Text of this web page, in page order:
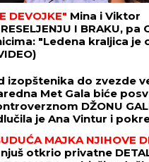
DEVOJKE" Mina i Viktor
I BRAKU, pa
"Ledena kraljica je
izopštenika do zvezde
Met Gala biće
DŽONU
je Ana Vintur i
žestokih reakcija
MAJKA NJIHOVE
otkrio privatne